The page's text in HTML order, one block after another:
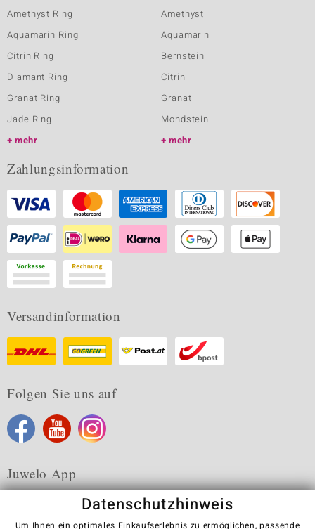
Amethyst Ring
Aquamarin Ring
Citrin Ring
Diamant Ring
Granat Ring
Jade Ring
mehr
Amethyst
Aquamarin
Bernstein
Citrin
Granat
Mondstein
mehr
Zahlungsinformation
Versandinformation
Folgen Sie uns auf
Juwelo App
Datenschutzhinweis
Um Ihnen ein optimales Einkaufserlebnis zu ermöglichen, passende